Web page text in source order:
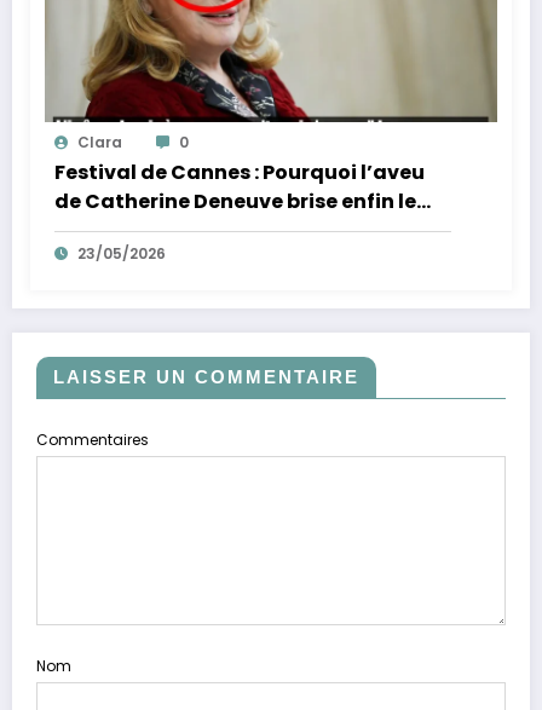
Clara 0
Festival de Cannes : Pourquoi l’aveu
de Catherine Deneuve brise enfin le
mythe de la Croisette
23/05/2026
LAISSER UN COMMENTAIRE
Commentaires
Nom